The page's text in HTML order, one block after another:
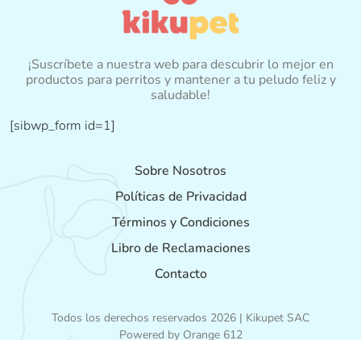
¡Suscríbete a nuestra web para descubrir lo mejor en
productos para perritos y mantener a tu peludo feliz y
saludable!
[sibwp_form id=1]
Sobre Nosotros
Políticas de Privacidad
Términos y Condiciones
Libro de Reclamaciones
Contacto
Todos los derechos reservados 2026 | Kikupet SAC
Powered by Orange 612